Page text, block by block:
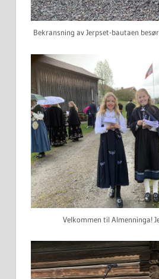
Bekransning av Jerpset-bautaen
Velkommen til Almenninga!